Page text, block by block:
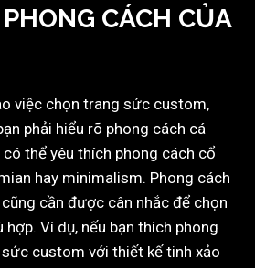
CÁCH CỦA
việc chọn trang sức custom,
phải hiểu rõ phong cách cá
có thể yêu thích phong cách cổ
hay minimalism. Phong cách
cần được cân nhắc để chọn
Ví dụ, nếu bạn thích phong
custom với thiết kế tinh xảo